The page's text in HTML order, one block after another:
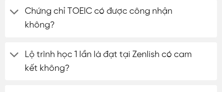
Chứng chỉ TOEIC có được công nhận
không?
Lộ trình học 1 lần là đạt tại Zenlish có cam
kết không?